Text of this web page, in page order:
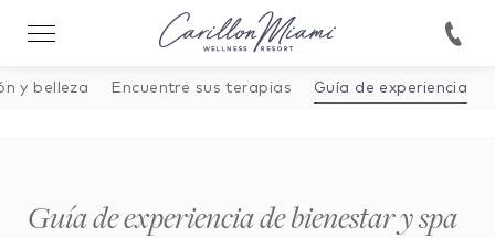
y belleza Encuentre sus terapias Guía de experiencia
Guía de experiencia de bienestar y spa